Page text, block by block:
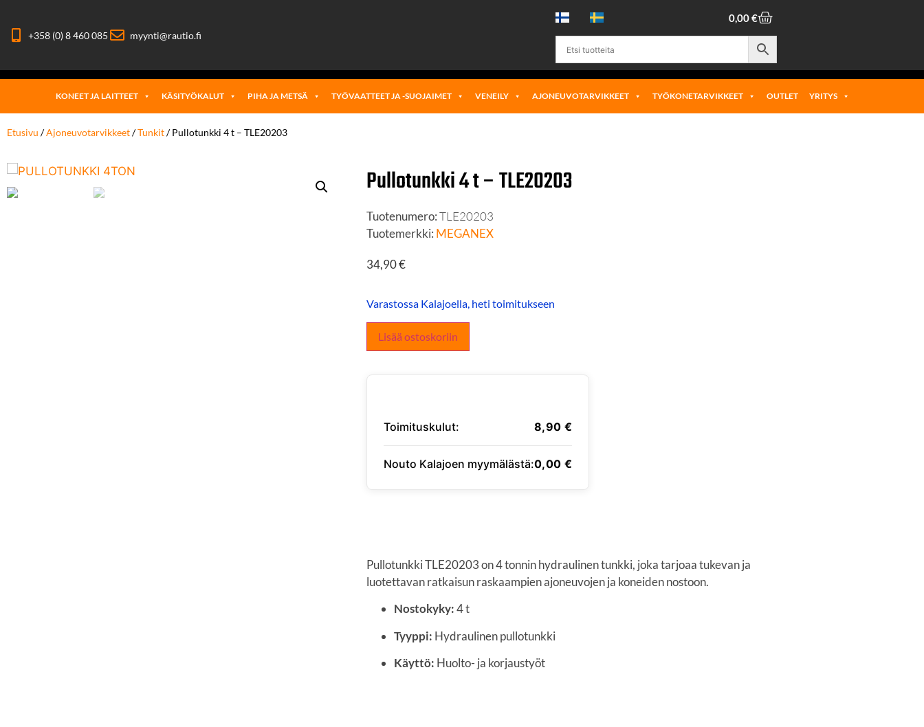
+358 (0) 8 460 085 myynti@rautio.fi
0,00€
KONEET JA LAITTEET KÄSITYÖKALUT PIHA JA METSÄ TYÖVAATTEET JA -SUOJAIMET VENEILY AJONEUVOTARVIKKEET TYÖKONETARVIKKEET OUTLET YRITYS
Etusivu /Ajoneuvotarvikkeet/Tunkit/ Pullotunkki 4 t – TLE20203
Pullotunkki 4 t – TLE20203
Tuotenumero:TLE20203
Tuotemerkki: MEGANEX
34,90€
Varastossa Kalajoella, heti toimitukseen
Lisää ostoskoriin
Toimituskulut: 8,90 €
Nouto Kalajoen myymälästä:0,00 €
Pullotunkki TLE20203 on 4 tonnin hydraulinen tunkki, joka tarjoaa tukevan ja
luotettavan ratkaisun raskaampien ajoneuvojen ja koneiden nostoon.
Nostokyky:4 t
Tyyppi: Hydraulinen pullotunkki
Käyttö: Huolto- ja korjaustyöt